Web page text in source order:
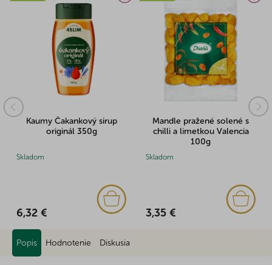
Kaumy Čakankový sirup
originál 350g
Skladom
6,32 €
Mandle pražené solené s
chilli a limetkou Valencia
100g
Skladom
3,35 €
Popis Hodnotenie Diskusia